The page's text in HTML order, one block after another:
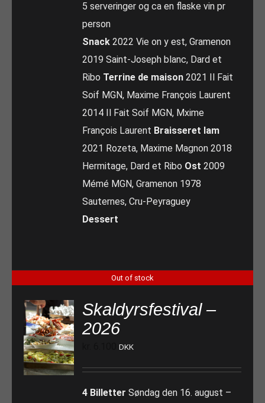
5 serveringer og ca en flaske vin pr
person
Snack 2022 Vie on y est, Gramenon
2019 Saint-Joseph blanc, Dard et
Ribo Terrine de maison 2021 Il Fait
Soif MGN, Maxime François Laurent
2014 Il Fait Soif MGN, Mxime
François Laurent Braisseret lam
2021 Rozeta, Maxime Magnon 2018
Hermitage, Dard et Ribo Ost 2009
Mémé MGN, Gramenon 1978
Sauternes, Cru-Peyraguey
Dessert
Out of stock
Skaldyrsfestival –
2026
DKK
4 Billetter Søndag den 16. august –